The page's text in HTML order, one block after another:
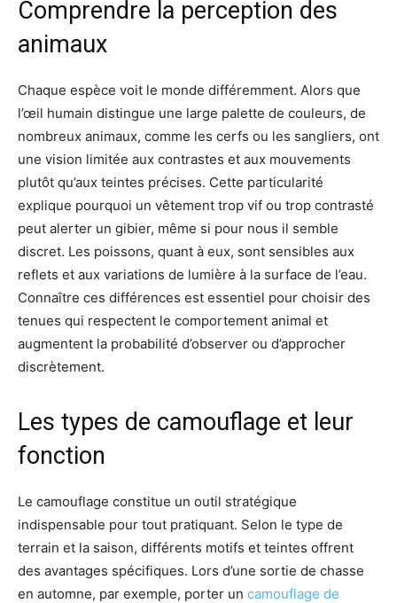
Comprendre la perception des
animaux
Chaque espèce voit le monde différemment. Alors que
l’œil humain distingue une large palette de couleurs, de
nombreux animaux, comme les cerfs ou les sangliers, ont
une vision limitée aux contrastes et aux mouvements
plutôt qu’aux teintes précises. Cette particularité
explique pourquoi un vêtement trop vif ou trop contrasté
peut alerter un gibier, même si pour nous il semble
discret. Les poissons, quant à eux, sont sensibles aux
reflets et aux variations de lumière à la surface de l’eau.
Connaître ces différences est essentiel pour choisir des
tenues qui respectent le comportement animal et
augmentent la probabilité d’observer ou d’approcher
discrètement.
Les types de camouflage et leur
fonction
Le camouflage constitue un outil stratégique
indispensable pour tout pratiquant. Selon le type de
terrain et la saison, différents motifs et teintes offrent
des avantages spécifiques. Lors d’une sortie de chasse
en automne, par exemple, porter un camouflage de